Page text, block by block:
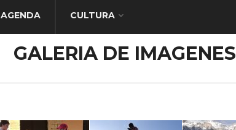
AGENDA CULTURA
GALERIA DE IMAGENES